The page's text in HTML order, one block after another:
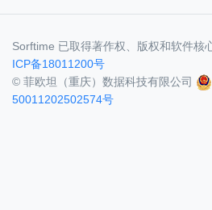
Sorftime 已取得著作权、版权和软件核
ICP备18011200号
© 菲欧坦（重庆）数据科技有限公司
50011202502574号